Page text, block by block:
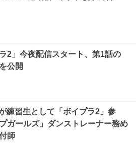
ラ2」今夜配信スタート、第1話の
公開
練習生として「ボイプラ2」参
ガールズ」ダンストレーナー務め
師